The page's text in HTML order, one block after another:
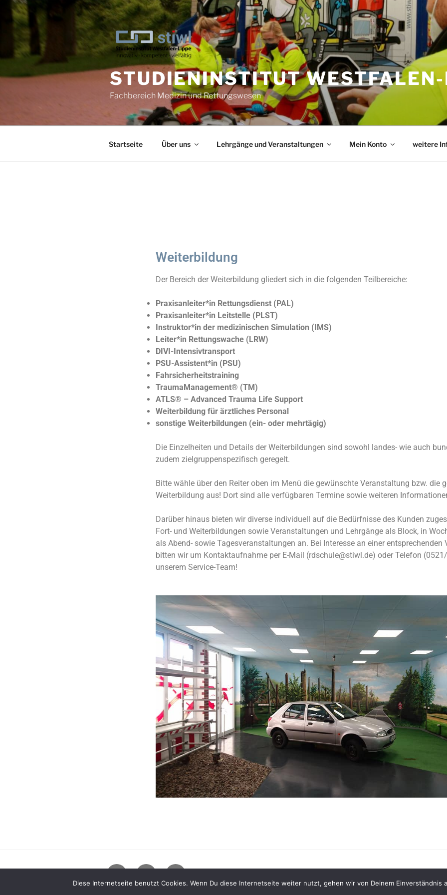
STUDIENINSTITUT
Fachbereich Medizin und Rettungswesen
Startseite Über uns Lehrgänge und Veranstaltungen Mein Konto weitere
Weiterbildung
Der Bereich der Weiterbildung gliedert sich in die folgenden Teilbereiche:
Praxisanleiter*in Rettungsdienst (PAL)
Praxisanleiter*in Leitstelle (PLST)
Instruktor*in der medizinischen Simulation (IMS)
Leiter*in Rettungswache (LRW)
DIVI-Intensivtransport
PSU-Assistent*in (PSU)
Fahrsicherheitstraining
TraumaManagement® (TM)
ATLS® – Advanced Trauma Life Support
Weiterbildung für ärztliches Personal
sonstige Weiterbildungen (ein- oder mehrtägig)
Die Einzelheiten und Details der Weiterbildungen sind sowohl landes- wie auch
zudem zielgruppenspezifisch geregelt.
Bitte wähle über den Reiter oben im Menü die gewünschte Veranstaltung bzw. die
Weiterbildung aus! Dort sind alle verfügbaren Termine sowie weiteren
Darüber hinaus bieten wir diverse individuell auf die Bedürfnisse des Kunden
Fort- und Weiterbildungen sowie Veranstaltungen und Lehrgänge als Block, in
als Abend- sowie Tagesveranstaltungen an. Bei Interesse an einer entsprechenden
bitten wir um Kontaktaufnahme per E-Mail (rdschule@stiwl.de) oder Telefon
unserem Service-Team!
Stolz
Diese Internetseite benutzt Cookies. Wenn Du diese Internetseite weiter nutzt, gehen wir von Deinem Einverständnis